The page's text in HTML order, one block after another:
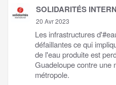
SOLIDARITÉS
20 Avr 2023
Les infrastructures
défaillantes ce qui
de l'eau produite est
Guadeloupe contre une
métropole.